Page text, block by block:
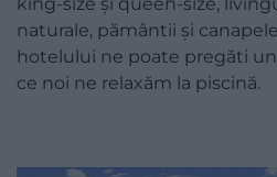
naturale, pământii și
hotelului ne poate pregăti
ce noi ne relaxăm la piscină.